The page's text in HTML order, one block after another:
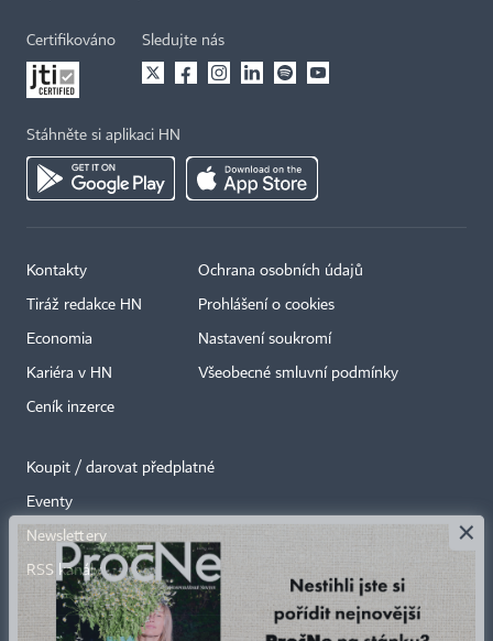
Certifikováno Sledujte nás
Stáhněte si aplikaci HN
Kontakty
Tiráž redakce HN
Economia
Kariéra v HN
Ceník inzerce
Ochrana osobních údajů
Prohlášení o cookies
Nastavení soukromí
Všeobecné smluvní podmínky
Koupit / darovat předplatné
Eventy
Newslettery
RSS kanály
×